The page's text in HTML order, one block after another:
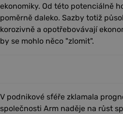
ekonomiky. Od této potenciálně
poměrně daleko. Sazby totiž
korozivně a opotřebovávají
by se mohlo něco "zlomit".
V podnikové sféře zklamala
společnosti Arm naděje na růst